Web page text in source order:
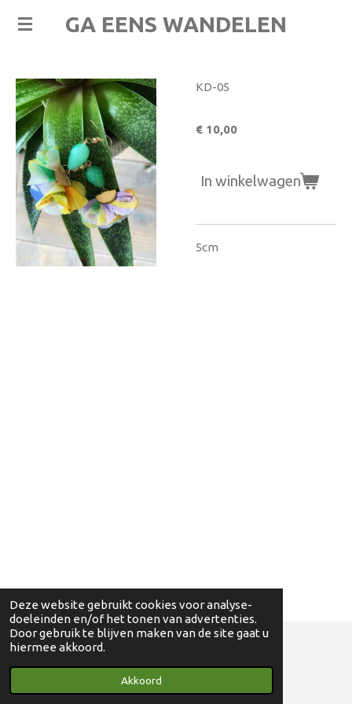
Deze website gebruikt cookies voor analyse-
doeleinden en/of het tonen van advertenties.
Door gebruik te blijven maken van de site gaat u
hiermee akkoord.
Akkoord
Ga
de
hoofdinhoud
GA EENS WANDELEN
KD-05
€ 10,00
In winkelwagen
5cm